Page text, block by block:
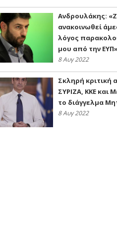
Ανδρουλάκης:
ανακοινωθεί
λόγος
μου από την ΕΥΠ»
8 Αυγ 2022
Σκληρή κριτική
ΣΥΡΙΖΑ, ΚΚΕ και
το διάγγελμα
8 Αυγ 2022